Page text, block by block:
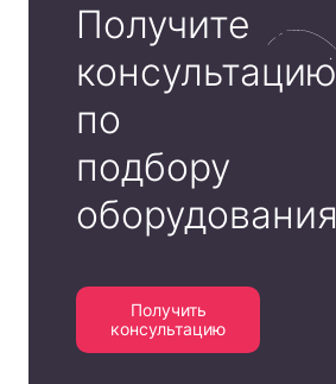
Получите
консультацию
по
подбору
оборудования
Получить
консультацию